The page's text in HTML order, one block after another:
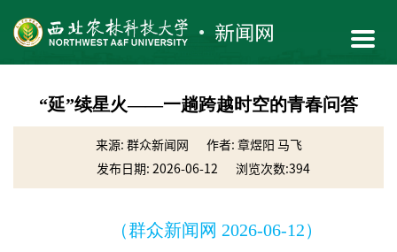
“延”续星火——一趟跨越时空的青春问答
来源: 群众新闻网
作者: 章煜阳 马飞
发布日期: 2026-06-12
浏览次数:394
（群众新闻网 2026-06-12）